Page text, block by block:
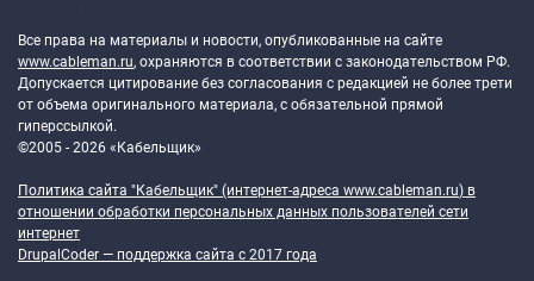
Все права на материалы и новости, опубликованные на сайте
www.cableman.ru, охраняются в соответствии с законодательством РФ.
Допускается цитирование без согласования с редакцией не более трети
от объема оригинального материала, с обязательной прямой
гиперссылкой.
©2005 - 2026 «Кабельщик»
Политика сайта "Кабельщик" (интернет-адреса www.cableman.ru) в
отношении обработки персональных данных пользователей сети
интернет
DrupalCoder — поддержка сайта c 2017 года